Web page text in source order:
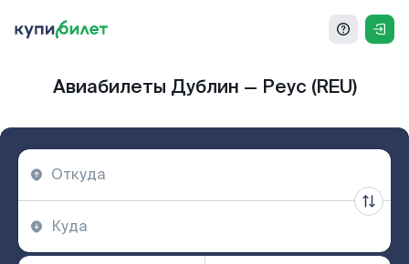
Авиабилеты Дублин — Реус (REU)